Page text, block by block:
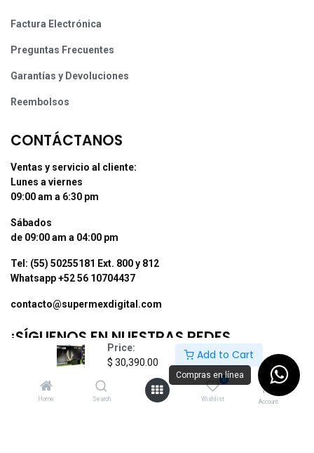
Price:
$ 30,390.00
Add to Cart
Home Search
0
Wishlist Account
Factura Electrónica
Preguntas Frecuentes
Garantías y Devoluciones
Reembolsos
CONTÁCTANOS
Ventas y servicio al cliente:
Lunes a viernes
09:00 am a 6:30 pm
Sábados
de 09:00 am a 04:00 pm
Tel: (55) 50255181 Ext. 800 y 812
Whatsapp +52 56 10704437
contacto@supermexdigital.com
¡SÍGUENOS EN NUESTRAS REDES
SOCIALES!
Compras en línea